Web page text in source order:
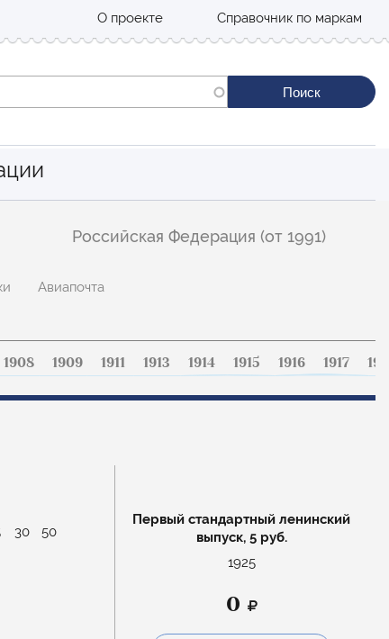
О проекте Справочник по маркам
Авиапочта
Российская Федерация (от 1991)
1908 1909 1911 1913 1914 1915 1916 1917
30 50
Первый стандартный ленинский
выпуск, 5 руб.
1925
0